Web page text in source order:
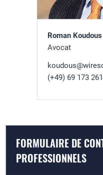
Roman Koudous
Avocat
(+49) 69 173
FORMULAIRE DE
PROFESSIONNELS